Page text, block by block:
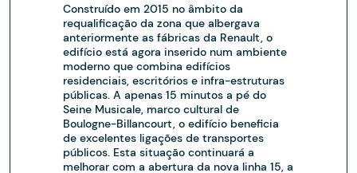
Construído em 2015 no âmbito da
requalificação da zona que albergava
anteriormente as fábricas da Renault, o
edifício está agora inserido num ambiente
moderno que combina edifícios
residenciais, escritórios e infra-estruturas
públicas. A apenas 15 minutos a pé do
Seine Musicale, marco cultural de
Boulogne-Billancourt, o edifício beneficia
de excelentes ligações de transportes
públicos. Esta situação continuará a
melhorar com a abertura da nova linha 15, a